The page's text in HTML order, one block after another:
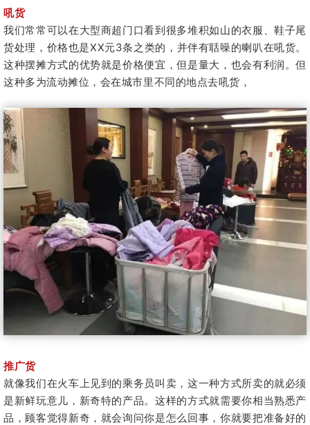
吼货
我们常常可以在大型商超门口看到很多堆积如山的衣服、鞋子尾
货处理，价格也是XX元3条之类的，并伴有聒噪的喇叭在吼货。
这种摆摊方式的优势就是价格便宜，但是量大，也会有利润。但
这种多为流动摊位，会在城市里不同的地点去吼货，
推广货
就像我们在火车上见到的乘务员叫卖，这一种方式所卖的就必须
是新鲜玩意儿，新奇特的产品。这样的方式就需要你相当熟悉产
品，顾客觉得新奇，就会询问你是怎么回事，你就要把准备好的